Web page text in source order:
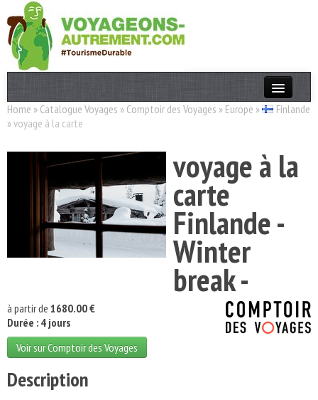
Actualités
Destinations
Acteurs
Thèmes
Home » Catalogue Voyages » Comptoir des Voyages » Europe »
Finlande
»voyage à la carte
voyage à la
carte
Finlande -
Winter
break -
à partir de 1680.00 €
Durée : 4 jours
Voir sur Comptoir des Voyages
Description